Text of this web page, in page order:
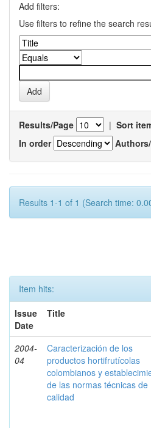
Add filters:
Use filters to refine the search
Results/Page | Sort
In order
Results 1-1 of 1 (Search time:
Item hits:
Issue
Date
Title
2004-
04
Caracterización de los
productos hortifrutícolas
colombianos y
de las normas técnicas de
calidad